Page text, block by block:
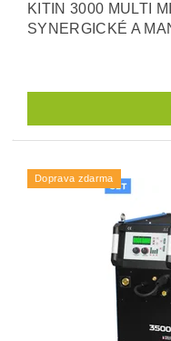
KITIN 3000 MULTI
SYNERGICKÉ A
Doprava zdarma